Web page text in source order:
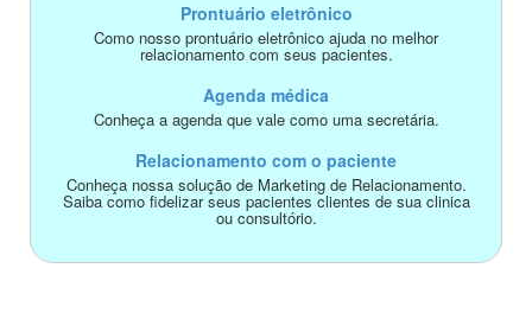
Prontuário eletrônico
Como nosso prontuário eletrônico ajuda no melhor
relacionamento com seus pacientes.
Agenda médica
Conheça a agenda que vale como uma secretária.
Relacionamento com o paciente
Conheça nossa solução de Marketing de Relacionamento.
Saiba como fidelizar seus pacientes clientes de sua clinica
ou consultório.